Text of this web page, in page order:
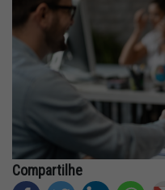
Fale Conosco
Quem Somos
Diretorias e
Parceiros
Fotos
Compartilhe